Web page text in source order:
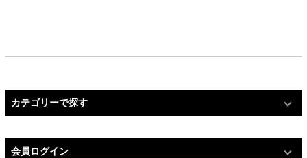
カテゴリーで探す
会員ログイン